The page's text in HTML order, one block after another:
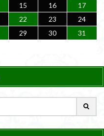
15 16
17
22 23
24
29 30 31